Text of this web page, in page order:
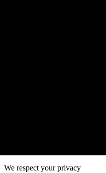
We respect your privacy